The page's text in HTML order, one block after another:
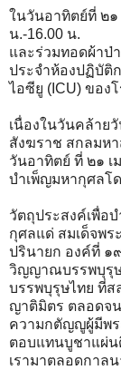
ในวันอาทิตย์ที่ ๒๑
น.-16.00 น.
และร่วมทอดผ้าป่
ประจำห้องปฏิบัติ
ไอซียู (ICU) ของ
เนื่องในวันคล้าย
สังฆราช สกลมห
วันอาทิตย์ ที่ ๒๑
บำเพ็ญมหากุศลโ
วัตถุประสงค์​เพื่อ
กุศลแด่ สมเด็จพ
ปรินายก องค์ที่ ๑
วิญญาณบรรพบุรุษ
บรรพบุรุษไทย ที่ส
ญาติมิตร ตลอดจน
ความกตัญญูผู้มีพร
ตอบแทนบูชาแผ่น
เรามาตลอดกาล